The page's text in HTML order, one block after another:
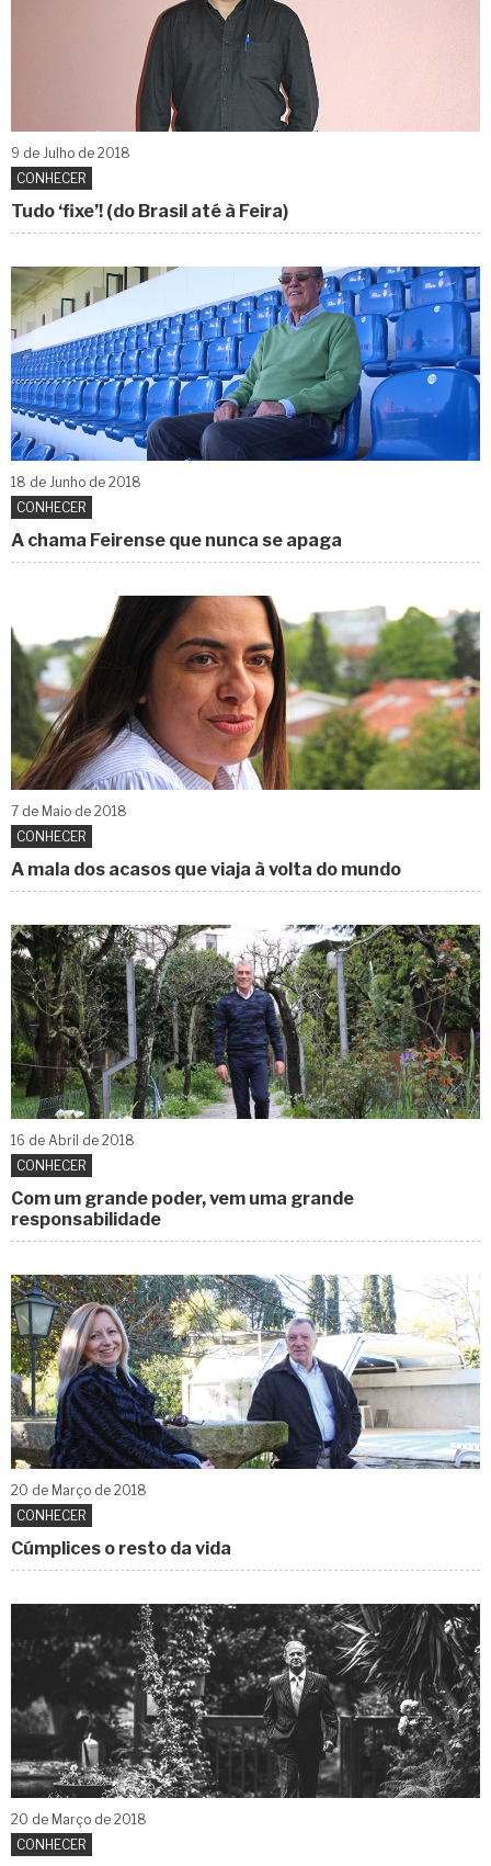
9 de Julho de 2018
CONHECER
Tudo ‘fixe’! (do Brasil até à Feira)
18 de Junho de 2018
CONHECER
A chama Feirense que nunca se apaga
7 de Maio de 2018
CONHECER
A mala dos acasos que viaja à volta do mundo
16 de Abril de 2018
CONHECER
Com um grande poder, vem uma grande
responsabilidade
20 de Março de 2018
CONHECER
Cúmplices o resto da vida
20 de Março de 2018
CONHECER